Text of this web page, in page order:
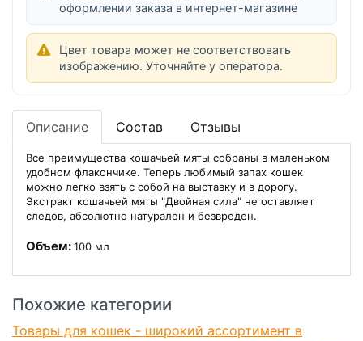
оформлении заказа в интернет-магазине
Цвет товара может не соответствовать
изображению. Уточняйте у оператора.
Описание Состав Отзывы
Все преимущества кошачьей мяты собраны в маленьком
удобном флакончике. Теперь любимый запах кошек
можно легко взять с собой на выставку и в дорогу.
Экстракт кошачьей мяты "Двойная сила" не оставляет
следов, абсолютно натурален и безвреден.
Объем:100 мл
Похожие категории
Товары для кошек - широкий ассортимент в